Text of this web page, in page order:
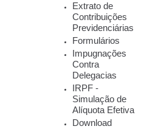
Extrato de
Contribuições
Previdenciárias
Formulários
Impugnações
Contra
Delegacias
IRPF -
Simulação de
Alíquota Efetiva
Download